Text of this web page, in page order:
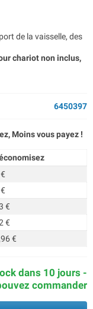
de la vaisselle, des
chariot non inclus,
6450397
Moins vous payez !
€
€
€
dans 10 jours -
commander